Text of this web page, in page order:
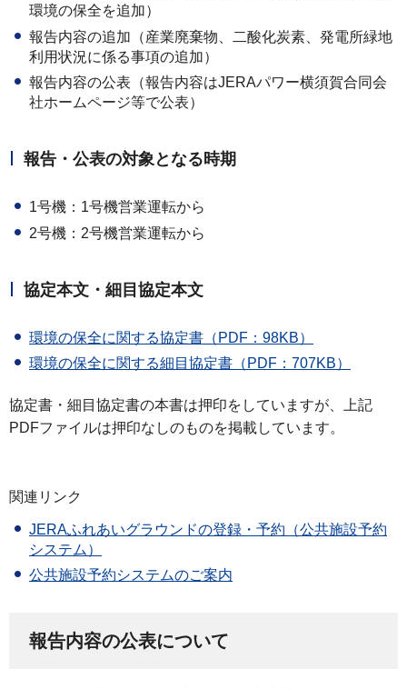
環境の保全を追加）
報告内容の追加（産業廃棄物、二酸化炭素、発電所緑地
利用状況に係る事項の追加）
報告内容の公表（報告内容はJERAパワー横須賀合同会
社ホームページ等で公表）
報告・公表の対象となる時期
1号機：1号機営業運転から
2号機：2号機営業運転から
協定本文・細目協定本文
環境の保全に関する協定書（PDF：98KB）
環境の保全に関する細目協定書（PDF：707KB）
協定書・細目協定書の本書は押印をしていますが、上記
PDFファイルは押印なしのものを掲載しています。
関連リンク
JERAふれあいグラウンドの登録・予約（公共施設予約
システム）
公共施設予約システムのご案内
報告内容の公表について